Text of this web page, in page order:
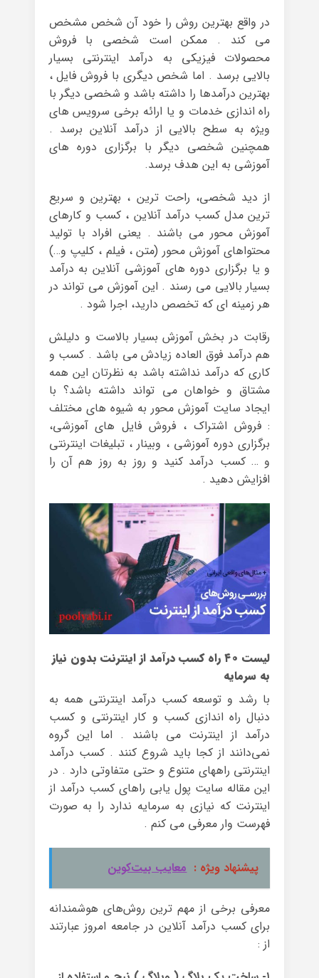
در واقع بهترین روش را خود آن شخص مشخص
می کند . ممکن است شخصی با فروش
محصولات فیزیکی به درآمد اینترنتی بسیار
بالایی برسد . اما شخص دیگری با فروش فایل ،
بهترین درآمدها را داشته باشد و شخصی دیگر با
راه اندازی خدمات و یا ارائه برخی سرویس های
ویژه به سطح بالایی از درآمد آنلاین برسد .
همچنین شخصی دیگر با برگزاری دوره های
آموزشی به این هدف برسد.
از دید شخصی، راحت ترین ، بهترین و سریع
ترین مدل کسب درآمد آنلاین ، کسب و کارهای
آموزش محور می باشند . یعنی افراد با تولید
محتواهای آموزش محور (متن ، فیلم ، کلیپ و…)
و یا برگزاری دوره های آموزشی آنلاین به درآمد
بسیار بالایی می رسند . این آموزش می تواند در
هر زمینه ای که تخصص دارید، اجرا شود .
رقابت در بخش آموزش بسیار بالاست و دلیلش
هم درآمد فوق العاده زیادش می باشد . کسب و
کاری که درآمد نداشته باشد به نظرتان این همه
مشتاق و خواهان می تواند داشته باشد؟ با
ایجاد سایت آموزش محور به شیوه های مختلف
: فروش اشتراک ، فروش فایل های آموزشی،
برگزاری دوره آموزشی ، وبینار ، تبلیغات اینترنتی
و … کسب درآمد کنید و روز به روز هم آن را
افزایش دهید .
لیست ۴۰ راه کسب درآمد از اینترنت بدون نیاز
به سرمایه
با رشد و توسعه کسب درآمد اینترنتی همه به
دنبال راه اندازی کسب و کار اینترنتی و کسب
درآمد از اینترنت می باشند . اما این گروه
نمی‌دانند از کجا باید شروع کنند . کسب درآمد
اینترنتی راههای متنوع و حتی متفاوتی دارد . در
این مقاله سایت پول یابی راهای کسب درآمد از
اینترنت که نیازی به سرمایه ندارد را به صورت
فهرست وار معرفی می کنم .
پیشنهاد ویژه : معایب بیت‌کوین
معرفی برخی از مهم ترین روش‌های هوشمندانه
برای کسب درآمد آنلاین در جامعه‌ امروز عبارتند
از :